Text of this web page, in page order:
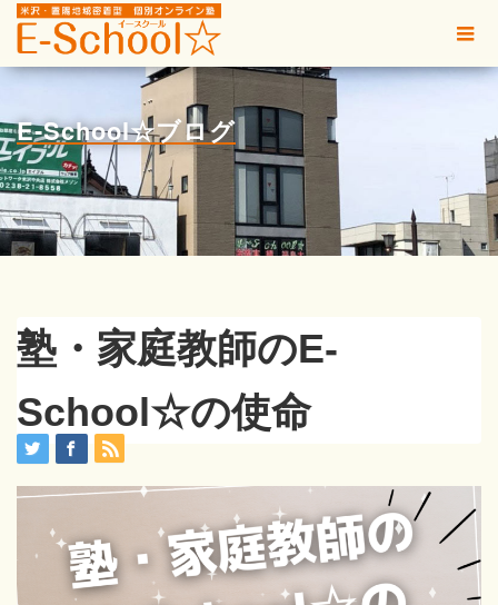
E-School☆ブログ
塾・家庭教師のE-
School☆の使命